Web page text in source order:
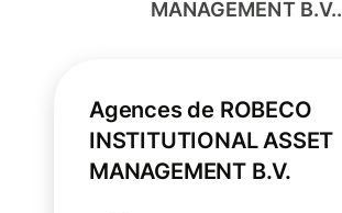
MANAGEMENT B.V..
Agences de ROBECO
INSTITUTIONAL ASSET
MANAGEMENT B.V.